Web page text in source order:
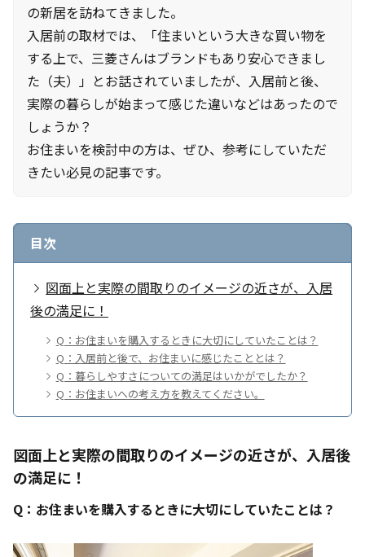
の新居を訪ねてきました。
入居前の取材では、「住まいという大きな買い物を
する上で、三菱さんはブランドもあり安心できまし
た（夫）」とお話されていましたが、入居前と後、
実際の暮らしが始まって感じた違いなどはあったので
しょうか？
お住まいを検討中の方は、ぜひ、参考にしていただ
きたい必見の記事です。
目次
図面上と実際の間取りのイメージの近さが、入居
後の満足に！
Q：お住まいを購入するときに大切にしていたことは？
Q：入居前と後で、お住まいに感じたこととは？
Q：暮らしやすさについての満足はいかがでしたか？
Q：お住まいへの考え方を教えてください。
図面上と実際の間取りのイメージの近さが、入居後
の満足に！
Q：お住まいを購入するときに大切にしていたことは？